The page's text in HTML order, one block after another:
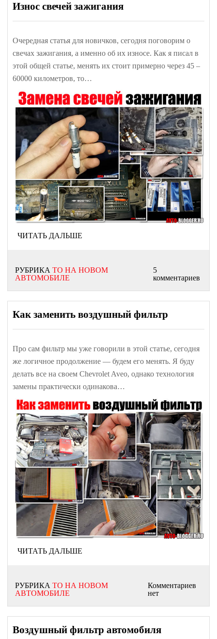
Износ свечей зажигания
Очередная статья для новичков, сегодня поговорим о
свечах зажигания, а именно об их износе. Как я писал в
этой общей статье, менять их стоит примерно через 45 –
60000 километров, то…
ЧИТАТЬ ДАЛЬШЕ
РУБРИКА ТО НА НОВОМ
АВТОМОБИЛЕ
5
комментариев
Как заменить воздушный фильтр
Про сам фильтр мы уже говорили в этой статье, сегодня
же логичное продолжение — будем его менять. Я буду
делать все на своем Chevrolet Aveo, однако технология
замены практически одинакова…
ЧИТАТЬ ДАЛЬШЕ
РУБРИКА ТО НА НОВОМ
АВТОМОБИЛЕ
Комментариев
нет
Воздушный фильтр автомобиля